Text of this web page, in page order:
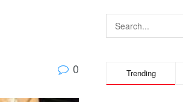
0 Trending